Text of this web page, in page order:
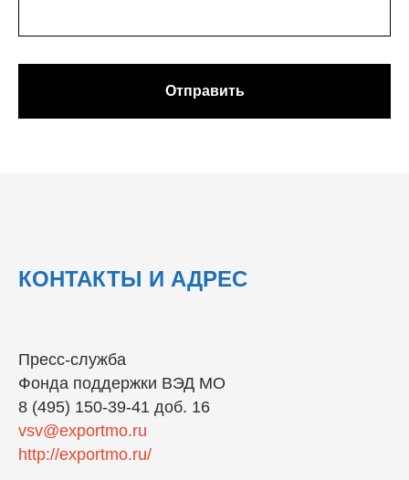
Отправить
КОНТАКТЫ И АДРЕС
Пресс-служба
Фонда поддержки ВЭД МО
8 (495) 150-39-41 доб. 16
vsv@exportmo.ru
http://exportmo.ru/